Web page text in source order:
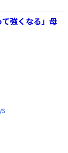
強くなる」母